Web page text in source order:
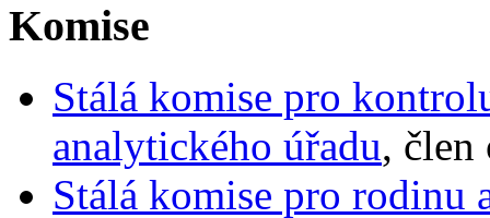
Komise
Stálá komise pro
analytického úřadu, člen
Stálá komise pro rodinu